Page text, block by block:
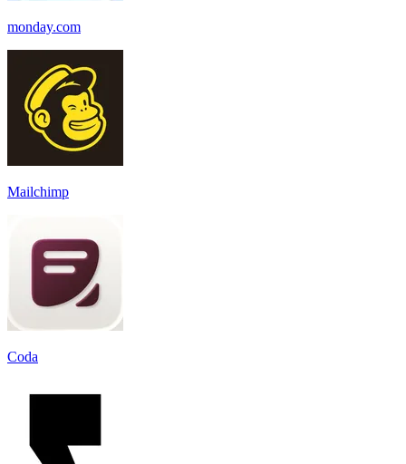
monday.com
Mailchimp
Coda